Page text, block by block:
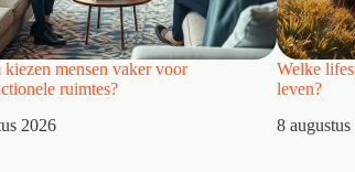
kiezen mensen vaker voor
ruimtes?
2026
Welke
leven?
8